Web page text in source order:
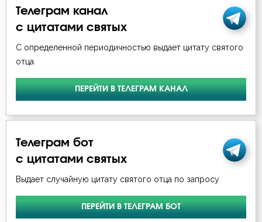
Благодарность
Благодать
Ближний
Блуд
Богатство
Богопознание
Богоугождение
Григорий Палама
Димитрий Ростовский
Игнатий Брянчанинов
Иоанн Златоуст
Иоанн Лествичник
Исаак Сирин Ниневийский
Телеграм канал
с цитатами святых
С определенной периодичностью выдает цитату святого
отца
ПЕРЕЙТИ В ТЕЛЕГРАМ КАНАЛ
Телеграм бот
с цитатами святых
Выдает случайную цитату святого отца по запросу
ПЕРЕЙТИ В ТЕЛЕГРАМ БОТ